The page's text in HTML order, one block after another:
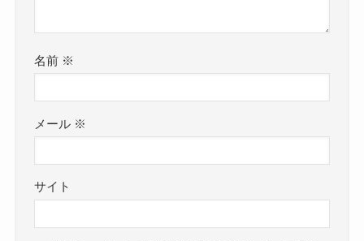
名前 ※
メール ※
サイト